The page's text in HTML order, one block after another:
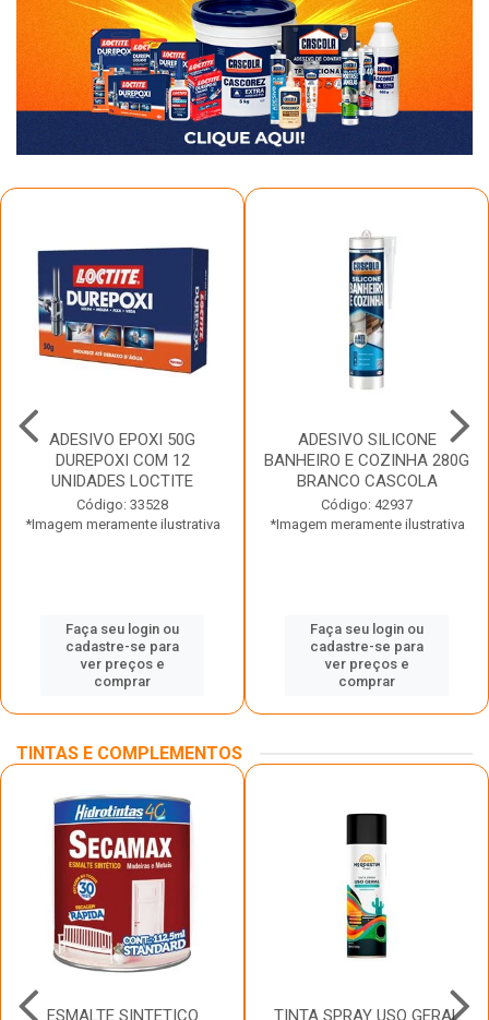
ADESIVO EPOXI 50G
DUREPOXI COM 12
UNIDADES LOCTITE
Código: 33528
*Imagem meramente ilustrativa
Faça seu login ou
cadastre-se para
ver preços e
comprar
ADESIVO SILICONE
BANHEIRO E COZINHA 280G
BRANCO CASCOLA
Código: 42937
*Imagem meramente ilustrativa
Faça seu login ou
cadastre-se para
ver preços e
comprar
TINTAS E COMPLEMENTOS
ESMALTE SINTETICO TINTA SPRAY USO GERAL